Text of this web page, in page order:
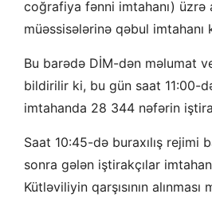
coğrafiya fənni imtahanı) üzrə
müəssisələrinə qəbul imtahanı
Bu barədə DİM-dən məlumat
bildirilir ki, bu gün saat 11:00-
imtahanda 28 344 nəfərin
Saat 10:45-də buraxılış rejimi
sonra gələn iştirakçılar imtahan
Kütləviliyin qarşısının